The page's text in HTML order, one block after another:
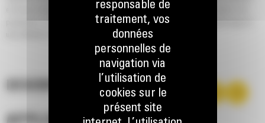
en termes de performances et de productivité, conçu pour les applications de
production. Les avantages de cette conception: des facteurs de remplissage et
une rétention des matériaux plus élevés.
responsable de
traitement, vos
données
personnelles de
navigation via
l’utilisation de
cookies sur le
présent site